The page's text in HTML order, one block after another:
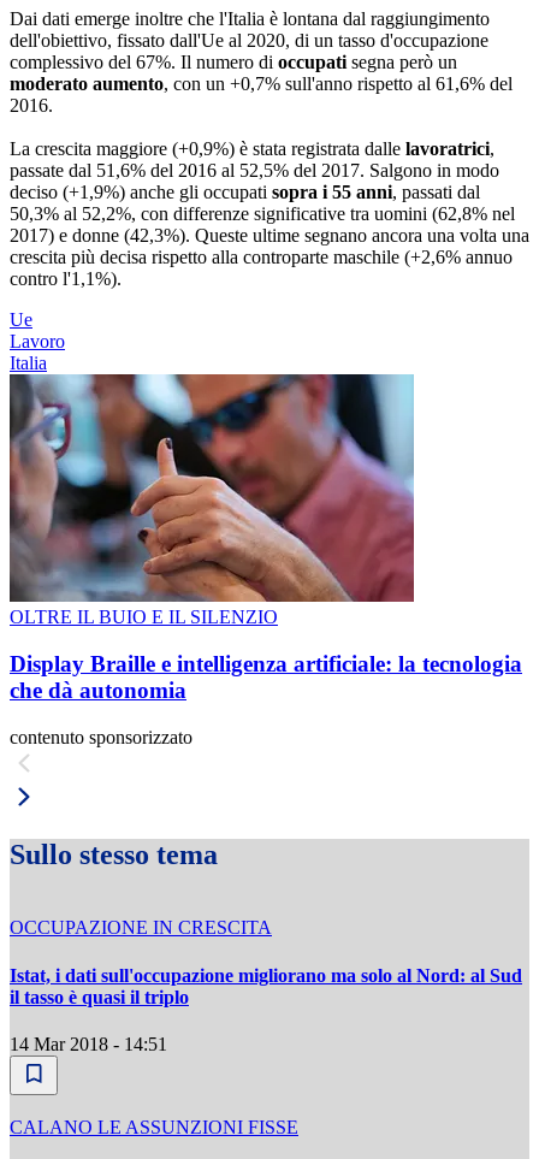
Dai dati emerge inoltre che l'Italia è lontana dal raggiungimento
dell'obiettivo, fissato dall'Ue al 2020, di un tasso d'occupazione
complessivo del 67%. Il numero di occupati segna però un
moderato aumento, con un +0,7% sull'anno rispetto al 61,6% del
2016.
La crescita maggiore (+0,9%) è stata registrata dalle lavoratrici,
passate dal 51,6% del 2016 al 52,5% del 2017. Salgono in modo
deciso (+1,9%) anche gli occupati sopra i 55 anni, passati dal
50,3% al 52,2%, con differenze significative tra uomini (62,8% nel
2017) e donne (42,3%). Queste ultime segnano ancora una volta una
crescita più decisa rispetto alla controparte maschile (+2,6% annuo
contro l'1,1%).
Ue
Lavoro
Italia
OLTRE IL BUIO E IL SILENZIO
Display Braille e intelligenza artificiale: la tecnologia
che dà autonomia
contenuto sponsorizzato
Sullo stesso tema
OCCUPAZIONE IN CRESCITA
Istat, i dati sull'occupazione migliorano ma solo al Nord: al Sud
il tasso è quasi il triplo
14 Mar 2018 - 14:51
CALANO LE ASSUNZIONI FISSE